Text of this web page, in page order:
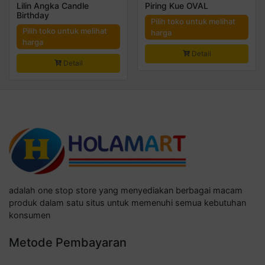
Lilin Angka Candle
Birthday
Pilih toko untuk melihat
harga
Detail
Piring Kue OVAL
Pilih toko untuk melihat
harga
Detail
adalah one stop store yang menyediakan berbagai macam
produk dalam satu situs untuk memenuhi semua kebutuhan
konsumen
Metode Pembayaran